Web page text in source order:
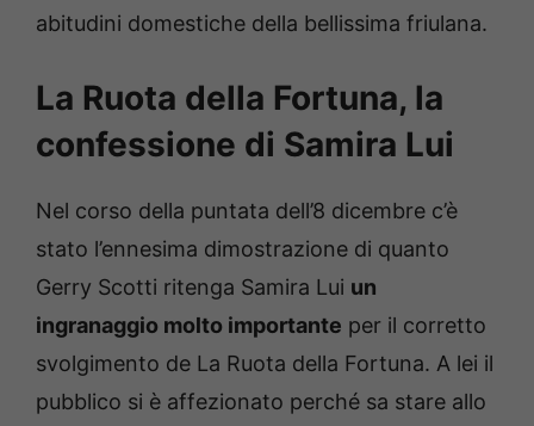
abitudini domestiche della bellissima friulana.
La Ruota della Fortuna, la
confessione di Samira Lui
Nel corso della puntata dell’8 dicembre c’è
stato l’ennesima dimostrazione di quanto
Gerry Scotti ritenga Samira Lui un
ingranaggio molto importante per il corretto
svolgimento de La Ruota della Fortuna. A lei il
pubblico si è affezionato perché sa stare allo